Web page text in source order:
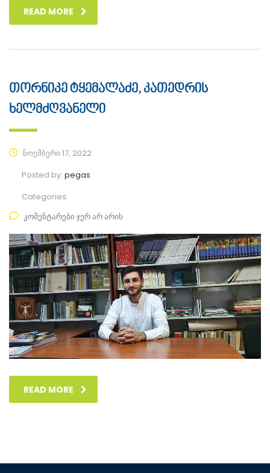
READ MORE
თორნიკე ტყემალაძე, კათედრის
ხელმძღვანელი
ნოემბერი 17, 2022
Posted by: pegas
Categories:
კომენტარები ჯერ არ არის
READ MORE